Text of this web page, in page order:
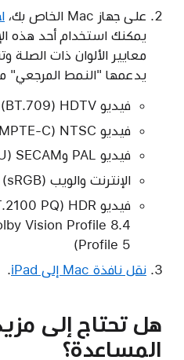
على جهاز Mac الخاص بك،
يمكنك استخدام أحد هذه
معايير الألوان ذات الصلة
يدعمها "النمط المرجعي"
فيديو HDTV‏ (BT.709)
فيديو NTSC‏ (BT.601 SMPTE-C)
فيديو PAL وSECAM‏ (BT.601 EBU)
الإنترنت والويب (sRGB)
Profile 5)
نقل نافذة Mac إلى iPad
.
هل تحتاج إلى
المساعدة؟